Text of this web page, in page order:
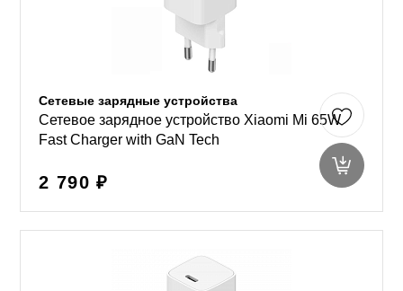
Сетевые зарядные устройства
Сетевое зарядное устройство Xiaomi Mi 65W
Fast Charger with GaN Tech
2 790 ₽